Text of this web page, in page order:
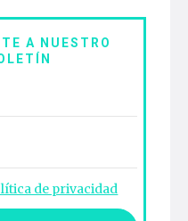
A NUESTRO
de privacidad